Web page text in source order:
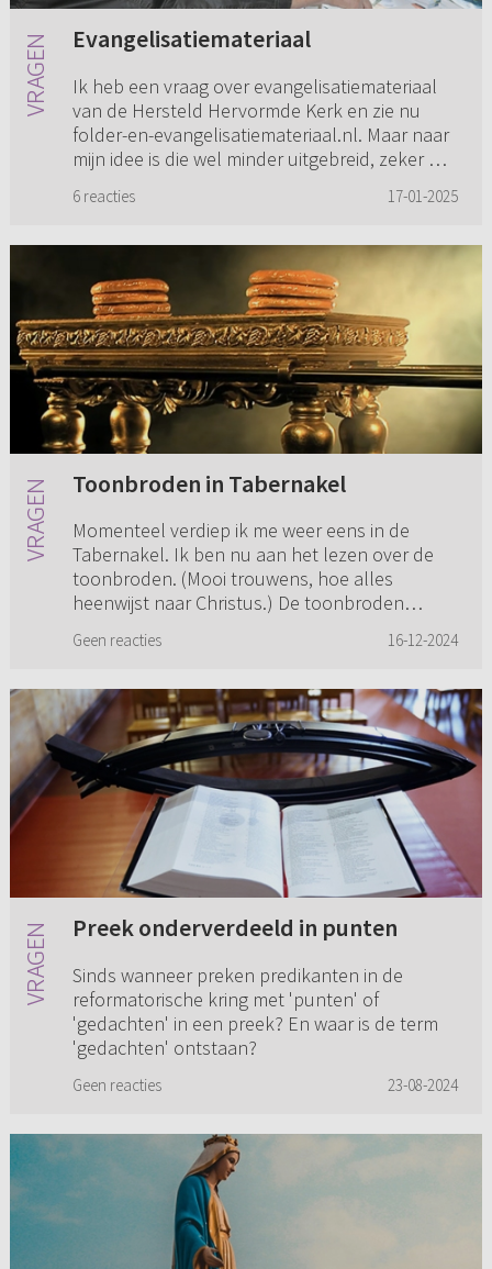
Evangelisatiemateriaal
Ik heb een vraag over evangelisatiemateriaal
van de Hersteld Hervormde Kerk en zie nu
folder-en-evangelisatiemateriaal.nl. Maar naar
mijn idee is die wel minder uitgebreid, zeker wat
6 reacties 17-01-2025
Toonbroden in Tabernakel
Momenteel verdiep ik me weer eens in de
Tabernakel. Ik ben nu aan het lezen over de
toonbroden. (Mooi trouwens, hoe alles
heenwijst naar Christus.) De toonbroden
Geen reacties 16-12-2024
Preek onderverdeeld in punten
Sinds wanneer preken predikanten in de
reformatorische kring met 'punten' of
'gedachten' in een preek? En waar is de term
'gedachten' ontstaan?
Geen reacties 23-08-2024